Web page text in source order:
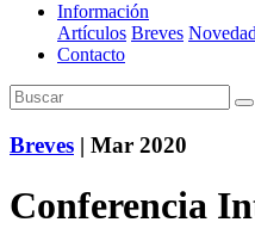
Información
Artículos Breves
Contacto
Breves | Mar 2020
Conferencia